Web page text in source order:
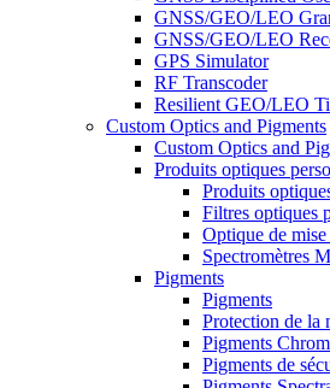
GNSS/GEO/LEO
GNSS/GEO/LEO
GPS Simulator
RF Transcoder
Resilient GEO/LEO
Custom Optics and Pigments
Custom Optics and
Produits optiques
Produits
Filtres optiques
Optique de
Spectromètres
Pigments
Pigments
Protection de la
Pigments
Pigments de